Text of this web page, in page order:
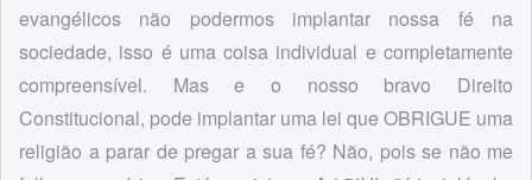
evangélicos não podermos implantar nossa fé na
sociedade, isso é uma coisa individual e completamente
compreensível. Mas e o nosso bravo Direito
Constitucional, pode implantar uma lei que OBRIGUE uma
religião a parar de pregar a sua fé? Não, pois se não me